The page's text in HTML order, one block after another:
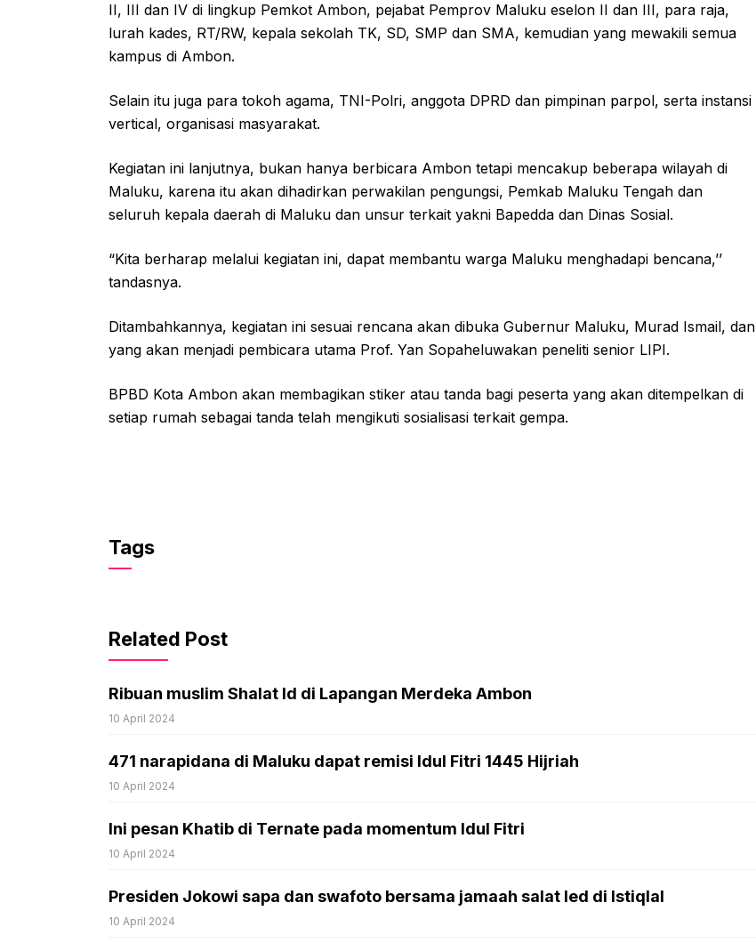
II, III dan IV di lingkup Pemkot Ambon, pejabat Pemprov Maluku eselon II dan III, para raja,
lurah kades, RT/RW, kepala sekolah TK, SD, SMP dan SMA, kemudian yang mewakili semua
kampus di Ambon.
Selain itu juga para tokoh agama, TNI-Polri, anggota DPRD dan pimpinan parpol, serta instansi
vertical, organisasi masyarakat.
Kegiatan ini lanjutnya, bukan hanya berbicara Ambon tetapi mencakup beberapa wilayah di
Maluku, karena itu akan dihadirkan perwakilan pengungsi, Pemkab Maluku Tengah dan
seluruh kepala daerah di Maluku dan unsur terkait yakni Bapedda dan Dinas Sosial.
“Kita berharap melalui kegiatan ini, dapat membantu warga Maluku menghadapi bencana,’’
tandasnya.
Ditambahkannya, kegiatan ini sesuai rencana akan dibuka Gubernur Maluku, Murad Ismail, dan
yang akan menjadi pembicara utama Prof. Yan Sopaheluwakan peneliti senior LIPI.
BPBD Kota Ambon akan membagikan stiker atau tanda bagi peserta yang akan ditempelkan di
setiap rumah sebagai tanda telah mengikuti sosialisasi terkait gempa.
Tags
Related Post
Ribuan muslim Shalat Id di Lapangan Merdeka Ambon
10 April 2024
471 narapidana di Maluku dapat remisi Idul Fitri 1445 Hijriah
10 April 2024
Ini pesan Khatib di Ternate pada momentum Idul Fitri
10 April 2024
Presiden Jokowi sapa dan swafoto bersama jamaah salat Ied di Istiqlal
10 April 2024